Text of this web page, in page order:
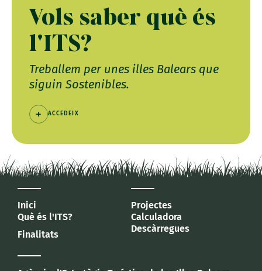
Vols saber què és
l'ITS?
Treballem per unes illes Balears que
siguin Sostenibles.
ACCEDEIX
Inici
Què és l'ITS?
Finalitats
Projectes
Calculadora
Descàrregues